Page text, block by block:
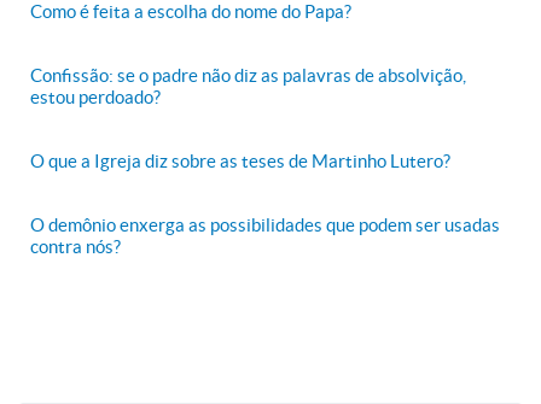
Como é feita a escolha do nome do Papa?
Confissão: se o padre não diz as palavras de absolvição,
estou perdoado?
O que a Igreja diz sobre as teses de Martinho Lutero?
O demônio enxerga as possibilidades que podem ser usadas
contra nós?